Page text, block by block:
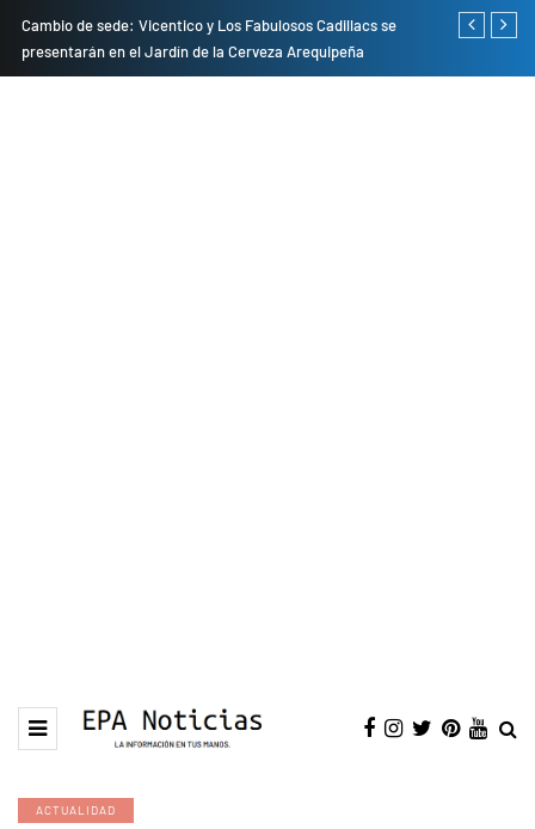
Cambio de sede: Vicentico y Los Fabulosos Cadillacs se
presentarán en el Jardín de la Cerveza Arequipeña
Empresas
ACTUALIDAD